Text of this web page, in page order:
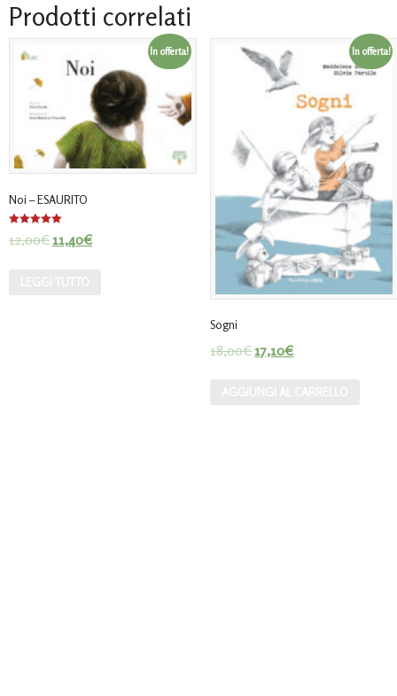
Prodotti correlati
In offerta!
Noi – ESAURITO
5.00
12,00€11,40€
In offerta!
Sogni
18,00€17,10€